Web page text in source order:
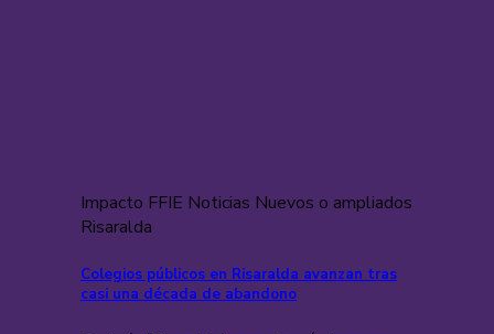
Impacto FFIE Noticias Nuevos o ampliados
Risaralda
Colegios públicos en Risaralda avanzan tras
casi una década de abandono